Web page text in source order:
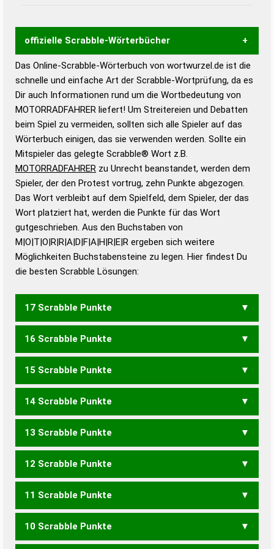
offizielle Scrabble-Wörterbücher
Wortwurzel liefert mit Hilfe eines semantischen
Wortanalyse-Algorithmus gute Anhaltspunkte zu
Wortbedeutung, Worttrennung und Wortform, um die
Gültigkeit eines Wortes für das Scrabble-Spiel zu
bestimmen! zugelassene Turnier Scrabble-
Wörterbücher sind:
Duden – Standardwerk in 12 Bänden
Duden – Richtiges und gutes
Deutsch
Duden – Die deutsche Grammatik
Duden – Deutsches
Universalwörterbuch
Das Online-Scrabble-Wörterbuch von wortwurzel.de ist die
schnelle und einfache Art der Scrabble-Wortprüfung, da es
Dir auch Informationen rund um die Wortbedeutung von
MOTORRADFAHRER liefert! Um Streitereien und Debatten
beim Spiel zu vermeiden, sollten sich alle Spieler auf das
Wörterbuch einigen, das sie verwenden werden. Sollte ein
Mitspieler das gelegte Scrabble® Wort z.B.
MOTORRADFAHRER zu Unrecht beanstandet, werden dem
Spieler, der den Protest vortrug, zehn Punkte abgezogen.
Das Wort verbleibt auf dem Spielfeld, dem Spieler, der das
Wort platziert hat, werden die Punkte für das Wort
gutgeschrieben. Aus den Buchstaben von
M|O|T|O|R|R|A|D|F|A|H|R|E|R ergeben sich weitere
Möglichkeiten Buchstabensteine zu legen. Hier findest Du
die besten Scrabble Lösungen:
17 Scrabble Punkte
REFORMATOR
16 Scrabble Punkte
ROMFAHRER
15 Scrabble Punkte
ROMFAHRT
14 Scrabble Punkte
HOFDAME
13 Scrabble Punkte
DOOFEM FROHEM HOFAMT
ARTFREMD MODERATOR MOTORRADE RADFAHRET
12 Scrabble Punkte
FORMAT FORMER FORMET
REFORM
FAHRRADE MODERATO RADFAHRT
11 Scrabble Punkte
FORME FORMT DOOFER
DOMHERR ERDHAFT ERFAHRT ERFRORT FAHRRAD
10 Scrabble Punkte